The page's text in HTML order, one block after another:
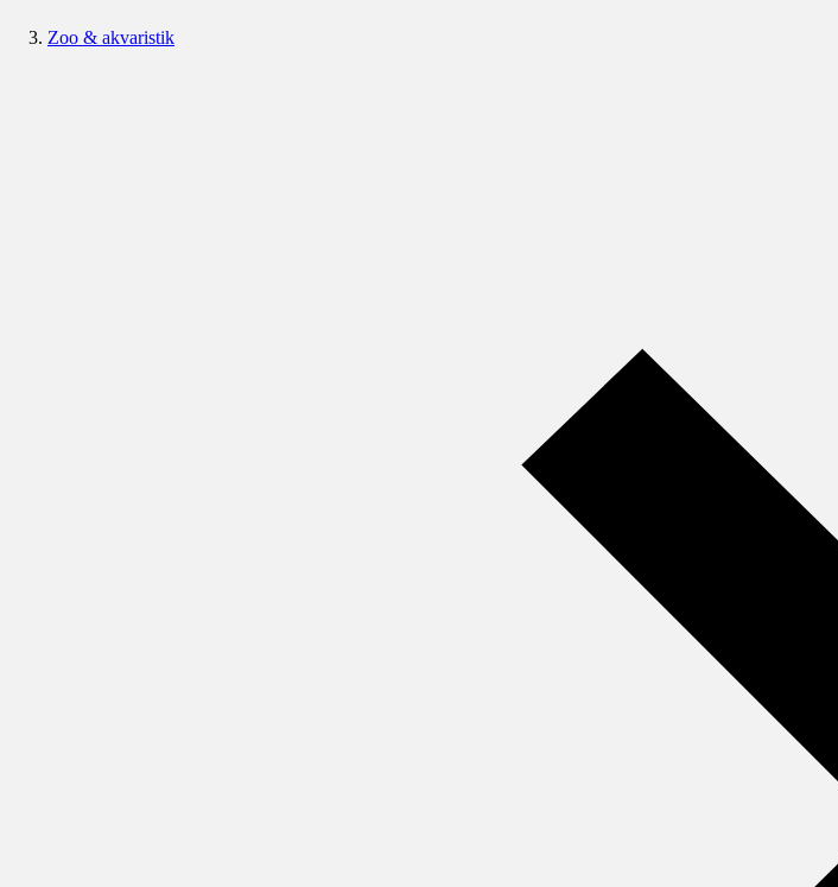
Zoo & akvaristik